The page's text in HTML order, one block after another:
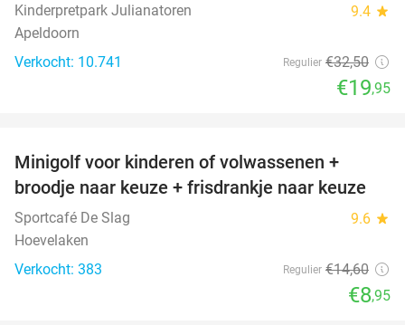
Kinderpretpark Julianatoren 9.4 star
Apeldoorn
Verkocht: 10.741
Regulier €32,50
€19,95
Minigolf voor kinderen of volwassenen +
broodje naar keuze + frisdrankje naar keuze
Sportcafé De Slag 9.6 star
Hoevelaken
Verkocht: 383
Regulier €14,60
€8,95